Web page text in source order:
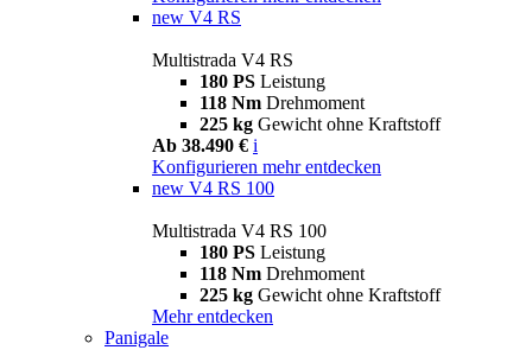
new V4 RS
Multistrada V4 RS
180 PS Leistung
118 Nm Drehmoment
225 kg Gewicht ohne Kraftstoff
Ab 38.490 € i
Konfigurieren mehr entdecken
new V4 RS 100
Multistrada V4 RS 100
180 PS Leistung
118 Nm Drehmoment
225 kg Gewicht ohne Kraftstoff
Mehr entdecken
Panigale